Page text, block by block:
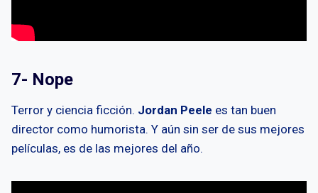
7- Nope
Terror y ciencia ficción. Jordan Peele es tan buen
director como humorista. Y aún sin ser de sus mejores
películas, es de las mejores del año.